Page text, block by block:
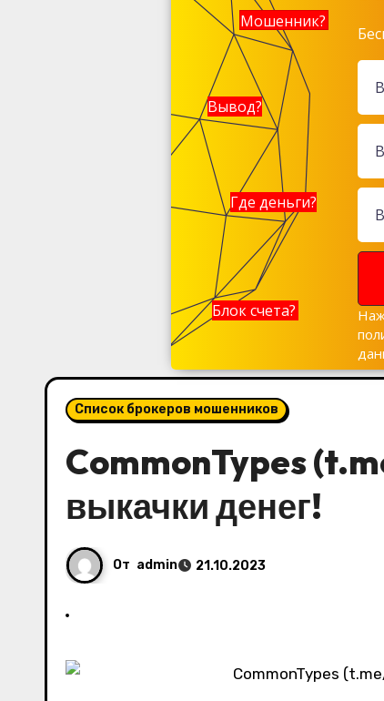
Мошенник?
Вывод?
Где деньги?
Блок счета?
Список брокеров мошенников
CommonTypes
выкачки денег!
От admin 21.10.2023